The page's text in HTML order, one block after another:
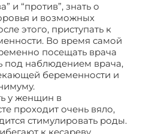
и “против”, знать о
и возможных
этого, приступать к
Во время самой
посещать врача
под наблюдением врача,
беременности и
у женщин в
проходит очень вяло,
стимулировать роды.